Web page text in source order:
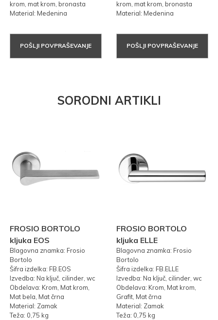
krom, mat krom, bronasta
Material: Medenina
POŠLJI POVPRAŠEVANJE
krom, mat krom, bronasta
Material: Medenina
POŠLJI POVPRAŠEVANJE
SORODNI ARTIKLI
FROSIO BORTOLO
kljuka EOS
Blagovna znamka: Frosio
Bortolo
Šifra izdelka: FB.EOS
Izvedba: Na ključ, cilinder, wc
Obdelava: Krom, Mat krom,
Mat bela, Mat črna
Material: Zamak
Teža: 0,75 kg
FROSIO BORTOLO
kljuka ELLE
Blagovna znamka: Frosio
Bortolo
Šifra izdelka: FB.ELLE
Izvedba: Na ključ, cilinder, wc
Obdelava: Krom, Mat krom,
Grafit, Mat črna
Material: Zamak
Teža: 0,75 kg